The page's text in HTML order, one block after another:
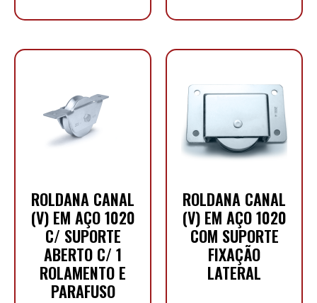
ROLDANA CANAL
(V) EM AÇO 1020
C/ SUPORTE
ABERTO C/ 1
ROLAMENTO E
PARAFUSO
ROLDANA CANAL
(V) EM AÇO 1020
COM SUPORTE
FIXAÇÃO
LATERAL